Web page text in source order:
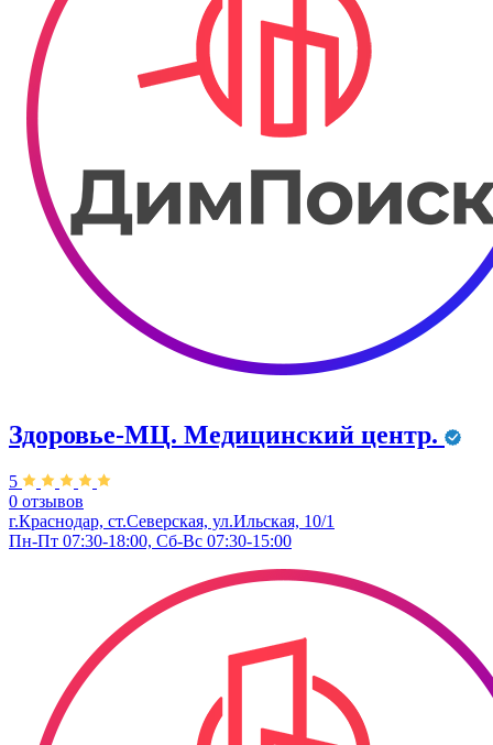
Здоровье-МЦ. Медицинский центр.
5
0 отзывов
г.Краснодар, ст.Северская, ул.Ильская, 10/1
Пн-Пт 07:30-18:00, Сб-Вс 07:30-15:00